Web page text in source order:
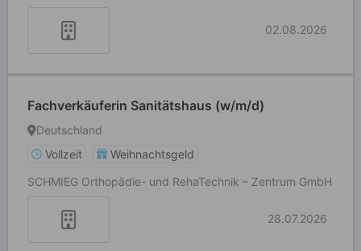
02.08.2026
Fachverkäuferin Sanitätshaus (w/m/d)
Deutschland
Vollzeit
Weihnachtsgeld
SCHMIEG Orthopädie- und RehaTechnik – Zentrum GmbH
28.07.2026